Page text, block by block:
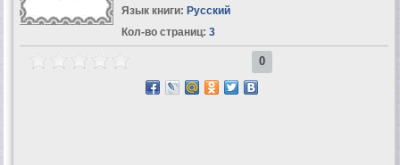
Язык книги: Русский
Кол-во страниц: 3
0